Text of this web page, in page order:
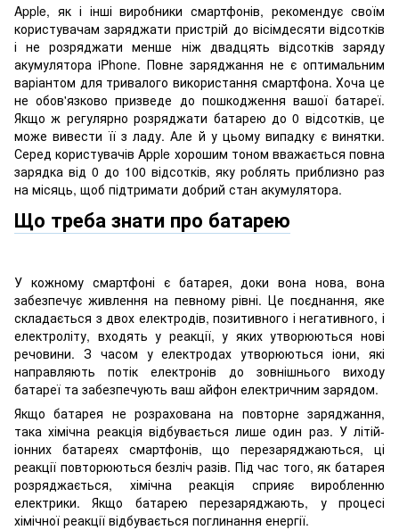
Apple, як і інші виробники смартфонів, рекомендує своїм
користувачам заряджати пристрій до вісімдесяти відсотків
і не розряджати менше ніж двадцять відсотків заряду
акумулятора iPhone. Повне заряджання не є оптимальним
варіантом для тривалого використання смартфона. Хоча це
не обов'язково призведе до пошкодження вашої батареї.
Якщо ж регулярно розряджати батарею до 0 відсотків, це
може вивести її з ладу. Але й у цьому випадку є винятки.
Серед користувачів Apple хорошим тоном вважається повна
зарядка від 0 до 100 відсотків, яку роблять приблизно раз
на місяць, щоб підтримати добрий стан акумулятора.
Що треба знати про батарею
У кожному смартфоні є батарея, доки вона нова, вона
забезпечує живлення на певному рівні. Це поєднання, яке
складається з двох електродів, позитивного і негативного, і
електроліту, входять у реакції, у яких утворюються нові
речовини. З часом у електродах утворюються іони, які
направляють потік електронів до зовнішнього виходу
батареї та забезпечують ваш айфон електричним зарядом.
Якщо батарея не розрахована на повторне заряджання,
така хімічна реакція відбувається лише один раз. У літій-
іонних батареях смартфонів, що перезаряджаються, ці
реакції повторюються безліч разів. Під час того, як батарея
розряджається, хімічна реакція сприяє виробленню
електрики. Якщо батарею перезаряджають, у процесі
хімічної реакції відбувається поглинання енергії.